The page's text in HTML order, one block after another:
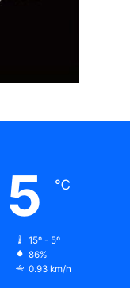
5 ℃
15º - 5º
86%
0.93 km/h